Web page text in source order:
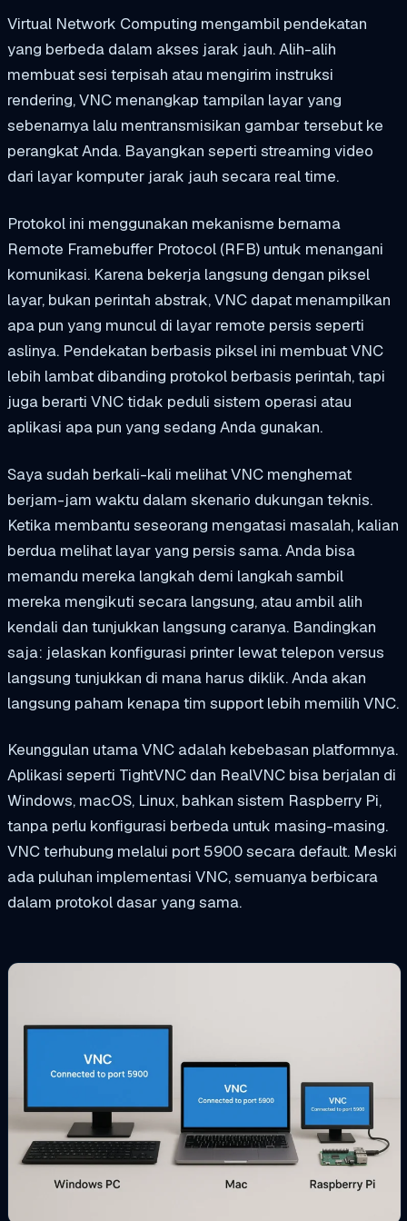
Virtual Network Computing mengambil pendekatan
yang berbeda dalam akses jarak jauh. Alih-alih
membuat sesi terpisah atau mengirim instruksi
rendering, VNC menangkap tampilan layar yang
sebenarnya lalu mentransmisikan gambar tersebut ke
perangkat Anda. Bayangkan seperti streaming video
dari layar komputer jarak jauh secara real time.
Protokol ini menggunakan mekanisme bernama
Remote Framebuffer Protocol (RFB) untuk menangani
komunikasi. Karena bekerja langsung dengan piksel
layar, bukan perintah abstrak, VNC dapat menampilkan
apa pun yang muncul di layar remote persis seperti
aslinya. Pendekatan berbasis piksel ini membuat VNC
lebih lambat dibanding protokol berbasis perintah, tapi
juga berarti VNC tidak peduli sistem operasi atau
aplikasi apa pun yang sedang Anda gunakan.
Saya sudah berkali-kali melihat VNC menghemat
berjam-jam waktu dalam skenario dukungan teknis.
Ketika membantu seseorang mengatasi masalah, kalian
berdua melihat layar yang persis sama. Anda bisa
memandu mereka langkah demi langkah sambil
mereka mengikuti secara langsung, atau ambil alih
kendali dan tunjukkan langsung caranya. Bandingkan
saja: jelaskan konfigurasi printer lewat telepon versus
langsung tunjukkan di mana harus diklik. Anda akan
langsung paham kenapa tim support lebih memilih VNC.
Keunggulan utama VNC adalah kebebasan platformnya.
Aplikasi seperti TightVNC dan RealVNC bisa berjalan di
Windows, macOS, Linux, bahkan sistem Raspberry Pi,
tanpa perlu konfigurasi berbeda untuk masing-masing.
VNC terhubung melalui port 5900 secara default. Meski
ada puluhan implementasi VNC, semuanya berbicara
dalam protokol dasar yang sama.